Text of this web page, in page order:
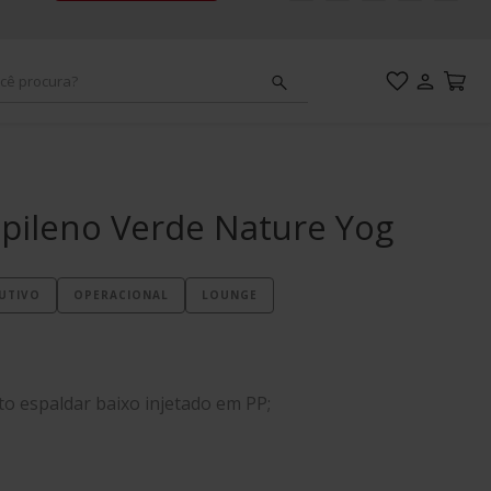
Verde Nature Yog
OPERACIONAL LOUNGE
espaldar baixo injetado em PP;
211